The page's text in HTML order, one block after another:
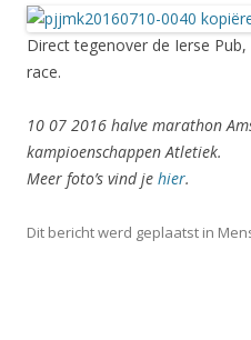
Direct tegenover de Ierse
race.
10 07 2016 halve marathon
kampioenschappen Atletiek.
Meer foto’s vind je hier.
Dit bericht werd geplaatst in